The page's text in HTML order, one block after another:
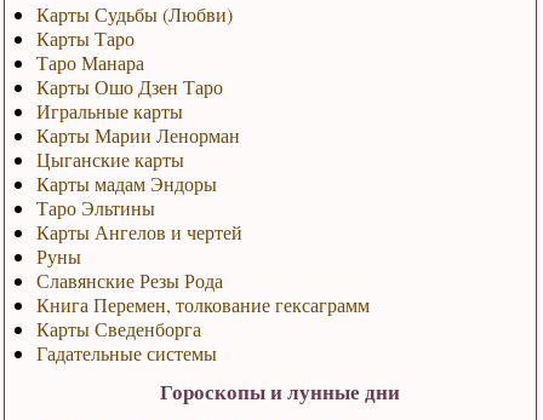
Карты Судьбы (Любви)
Карты Таро
Таро Манара
Карты Ошо Дзен Таро
Игральные карты
Карты Марии Ленорман
Цыганские карты
Карты мадам Эндоры
Таро Эльтины
Карты Ангелов и чертей
Руны
Славянские Резы Рода
Книга Перемен, толкование гексаграмм
Карты Сведенборга
Гадательные системы
Гороскопы и лунные дни